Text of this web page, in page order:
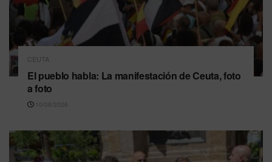
CEUTA
El pueblo habla: La manifestación de Ceuta, foto
a foto
10/08/2026